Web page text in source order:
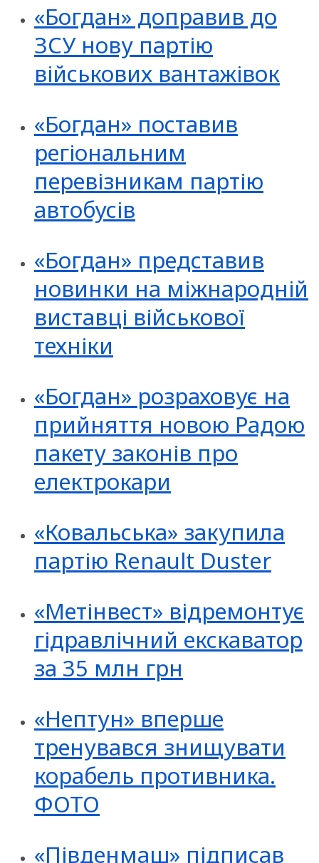
«Богдан» доправив до
ЗСУ нову партію
військових вантажівок
«Богдан» поставив
регіональним
перевізникам партію
автобусів
«Богдан» представив
новинки на міжнародній
виставці військової
техніки
«Богдан» розраховує на
прийняття новою Радою
пакету законів про
електрокари
«Ковальська» закупила
партію Renault Duster
«Метінвест» відремонтує
гідравлічний екскаватор
за 35 млн грн
«Нептун» вперше
тренувався знищувати
корабель противника.
ФОТО
«Південмаш» підписав